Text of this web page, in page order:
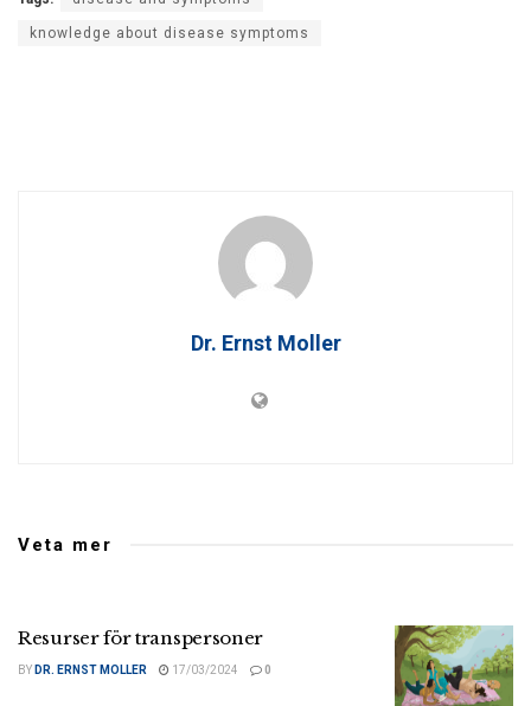
knowledge about disease symptoms
Dr. Ernst Moller
Veta mer
Resurser för transpersoner
BY DR. ERNST MOLLER 17/03/2024 0